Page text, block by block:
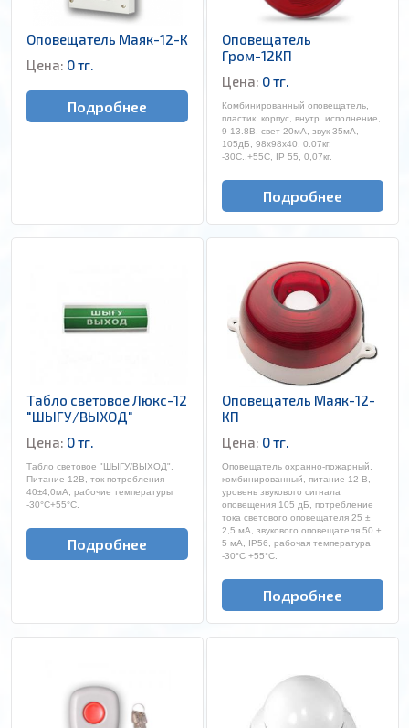
Оповещатель Маяк-12-К
Цена: 0 тг.
Подробнее
Оповещатель
Гром-12КП
Цена: 0 тг.
Комбинированный оповещатель,
пластик. корпус, внутр. исполнение,
9-13.8В, свет-20мА, звук-35мА,
105дБ, 98х98х40, 0.07кг,
-30С..+55С, IP 55, 0,07кг.
Подробнее
Табло световое Люкс-12
"ШЫГУ/ВЫХОД"
Цена: 0 тг.
Табло световое "ШЫГУ/ВЫХОД".
Питание 12В, ток потребления
40±4,0мА, рабочие температуры
-30°С+55°C.
Подробнее
Оповещатель Маяк-12-
КП
Цена: 0 тг.
Оповещатель охранно-пожарный,
комбинированный, питание 12 В,
уровень звукового сигнала
оповещения 105 дБ, потребление
тока светового оповещателя 25 ±
2,5 мА, звукового оповещателя 50 ±
5 мА, IP56, рабочая температура
-30°С +55°C.
Подробнее